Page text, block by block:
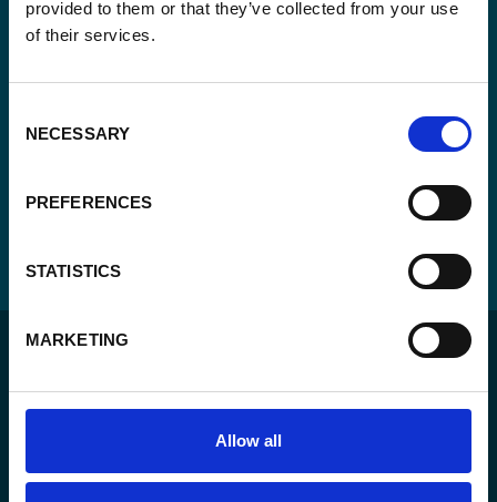
provided to them or that they’ve collected from your use
of their services.
Selection
NECESSARY
PREFERENCES
STATISTICS
MARKETING
Allow all
schrijf
me
CAPTCHA
Voor een duurzame wereld waar mensen in een